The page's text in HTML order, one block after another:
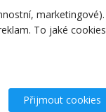
marketingové).
To jaké cookies
Přijmout cookies